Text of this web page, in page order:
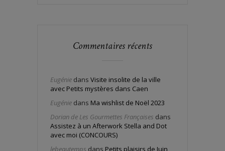
Commentaires récents
Eugénie dans Visite insolite de la ville
avec Petits mystères dans Caen
Eugénie dans Ma wishlist de Noël 2023
Dorian de Les Gourmettes Françaises dans
Assistez à un Afterwork Stella and Dot
avec moi (CONCOURS)
lebeautemps dans Petits plaisirs de Juin